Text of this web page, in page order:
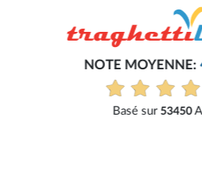
Philippe
Très bon service, tout
Voir tous les